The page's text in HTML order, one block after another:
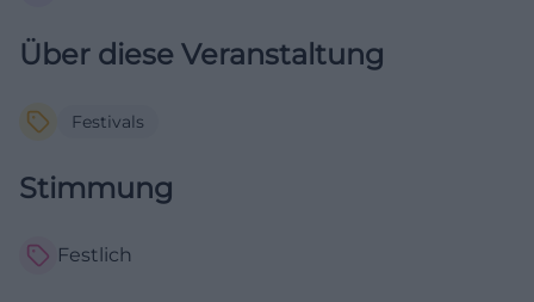
Über diese Veranstaltung
Festivals
Stimmung
Festlich